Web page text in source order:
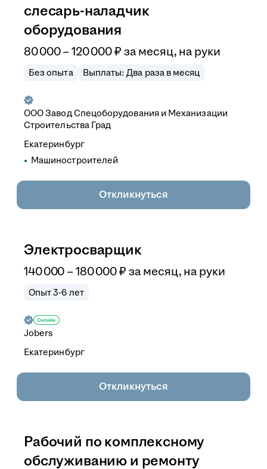
слесарь-наладчик
оборудования
80 000–120 000₽ за месяц, на руки
Без опыта Выплаты: Два раза в месяц
ОООЗавод Спецоборудования и Механизации
Строительства Град
Екатеринбург
Машиностроителей
Откликнуться
Электросварщик
140 000 –180 000₽ за месяц, на руки
Опыт 3-6 лет
Jobers
Екатеринбург
Откликнуться
Рабочий по комплексному
обслуживанию и ремонту